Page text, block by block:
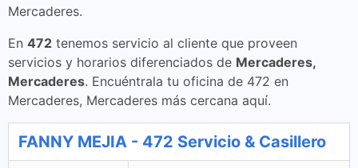
Mercaderes.
En 472 tenemos servicio al cliente que proveen
servicios y horarios diferenciados de Mercaderes,
Mercaderes. Encuéntrala tu oficina de 472 en
Mercaderes, Mercaderes más cercana aquí.
FANNY MEJIA - 472 Servicio & Casillero